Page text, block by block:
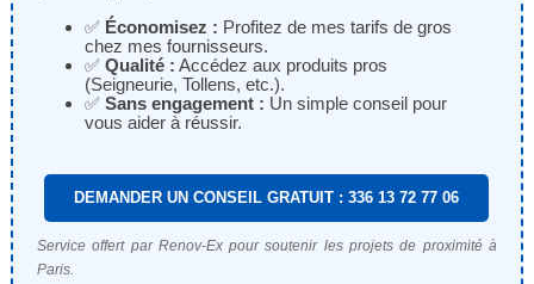
✅ Économisez : Profitez de mes tarifs de gros
chez mes fournisseurs.
✅ Qualité : Accédez aux produits pros
(Seigneurie, Tollens, etc.).
✅ Sans engagement : Un simple conseil pour
vous aider à réussir.
DEMANDER UN CONSEIL GRATUIT : 336 13 72 77 06
Service offert par Renov-Ex pour soutenir les projets de proximité à
Paris.